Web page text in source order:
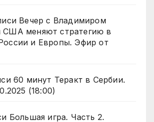
Вечер с Владимиром
США меняют стратегию в
и Европы. Эфир от
60 минут Теракт в Сербии.
(18:00)
Большая игра. Часть 2.